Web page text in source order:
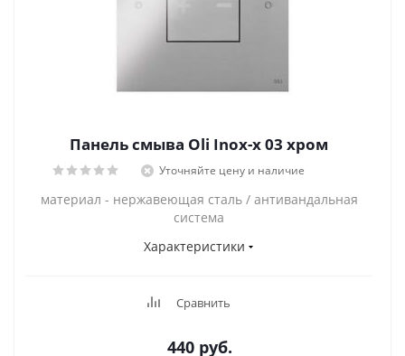
Панель смыва Oli Inox-x 03 хром
Уточняйте цену и наличие
материал - нержавеющая сталь / антивандальная
система
Характеристики
Сравнить
440руб.